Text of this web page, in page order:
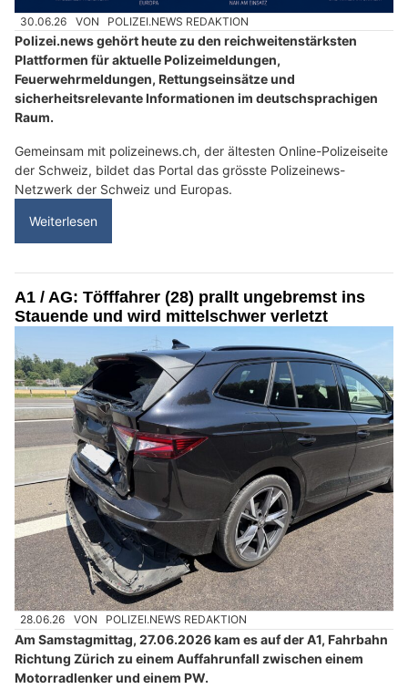
30.06.26 VON POLIZEI.NEWS REDAKTION
Polizei.news gehört heute zu den reichweitenstärksten
Plattformen für aktuelle Polizeimeldungen,
Feuerwehrmeldungen, Rettungseinsätze und
sicherheitsrelevante Informationen im deutschsprachigen
Raum.
Gemeinsam mit polizeinews.ch, der ältesten Online-Polizeiseite
der Schweiz, bildet das Portal das grösste Polizeinews-
Netzwerk der Schweiz und Europas.
Weiterlesen
A1 / AG: Töfffahrer (28) prallt ungebremst ins
Stauende und wird mittelschwer verletzt
28.06.26 VON POLIZEI.NEWS REDAKTION
Am Samstagmittag, 27.06.2026 kam es auf der A1, Fahrbahn
Richtung Zürich zu einem Auffahrunfall zwischen einem
Motorradlenker und einem PW.